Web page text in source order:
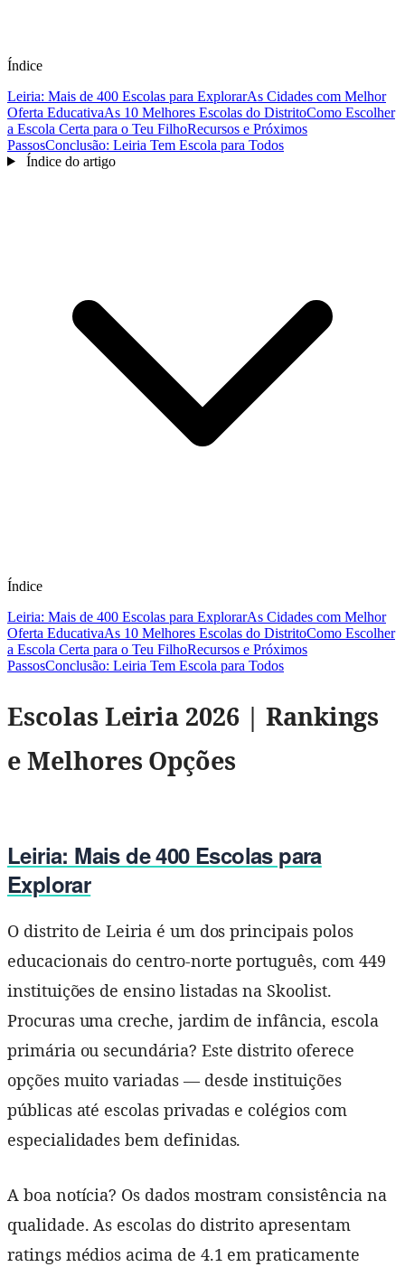
Índice
Leiria: Mais de 400 Escolas para ExplorarAs Cidades com Melhor
Oferta EducativaAs 10 Melhores Escolas do DistritoComo Escolher
a Escola Certa para o Teu FilhoRecursos e Próximos
PassosConclusão: Leiria Tem Escola para Todos
Índice do artigo
Índice
Leiria: Mais de 400 Escolas para ExplorarAs Cidades com Melhor
Oferta EducativaAs 10 Melhores Escolas do DistritoComo Escolher
a Escola Certa para o Teu FilhoRecursos e Próximos
PassosConclusão: Leiria Tem Escola para Todos
Escolas Leiria 2026 | Rankings
e Melhores Opções
Leiria: Mais de 400 Escolas para
Explorar
O distrito de Leiria é um dos principais polos
educacionais do centro-norte português, com 449
instituições de ensino listadas na Skoolist.
Procuras uma creche, jardim de infância, escola
primária ou secundária? Este distrito oferece
opções muito variadas — desde instituições
públicas até escolas privadas e colégios com
especialidades bem definidas.
A boa notícia? Os dados mostram consistência na
qualidade. As escolas do distrito apresentam
ratings médios acima de 4.1 em praticamente